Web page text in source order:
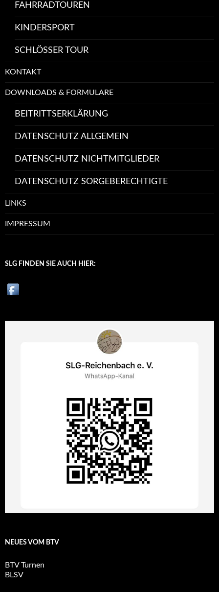
FAHRRADTOUREN
KINDERSPORT
SCHLÖSSER TOUR
KONTAKT
DOWNLOADS & FORMULARE
BEITRITTSERKLÄRUNG
DATENSCHUTZ ALLGEMEIN
DATENSCHUTZ NICHTMITGLIEDER
DATENSCHUTZ SORGEBERECHTIGTE
LINKS
IMPRESSUM
SLG FINDEN SIE AUCH HIER:
NEUES VOM BTV
BTV Turnen
BLSV